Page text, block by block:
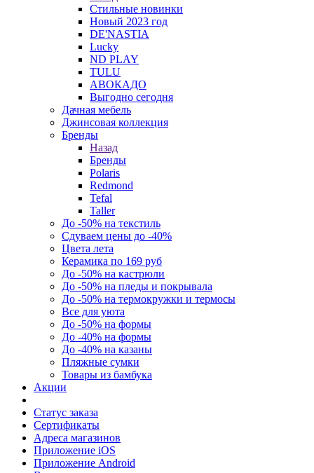
Стильные новинки
Новый 2023 год
DE'NASTIA
Lucky
ND PLAY
TULU
АВОКАДО
Выгодно сегодня
Дачная мебель
Джинсовая коллекция
Бренды
Назад
Бренды
Polaris
Redmond
Tefal
Taller
До -50% на текстиль
Сдуваем цены до -40%
Цвета лета
Керамика по 169 руб
До -50% на кастрюли
До -50% на пледы и покрывала
До -50% на термокружки и термосы
Все для уюта
До -50% на формы
До -40% на формы
До -40% на казаны
Пляжные сумки
Товары из бамбука
Акции
Статус заказа
Сертификаты
Адреса магазинов
Приложение iOS
Приложение Android